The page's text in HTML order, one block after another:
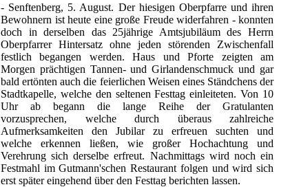
- Senftenberg, 5. August. Der hiesigen Oberpfarre und ihren
Bewohnern ist heute eine große Freude widerfahren - konnten
doch in derselben das 25jährige Amtsjubiläum des Herrn
Oberpfarrer Hintersatz ohne jeden störenden Zwischenfall
festlich begangen werden. Haus und Pforte zeigten am
Morgen prächtigen Tannen- und Girlandenschmuck und gar
bald ertönten auch die feierlichen Weisen eines Ständchens der
Stadtkapelle, welche den seltenen Festtag einleiteten. Von 10
Uhr ab begann die lange Reihe der Gratulanten
vorzusprechen, welche durch überaus zahlreiche
Aufmerksamkeiten den Jubilar zu erfreuen suchten und
welche erkennen ließen, wie großer Hochachtung und
Verehrung sich derselbe erfreut. Nachmittags wird noch ein
Festmahl im Gutmann'schen Restaurant folgen und wird sich
erst später eingehend über den Festtag berichten lassen.